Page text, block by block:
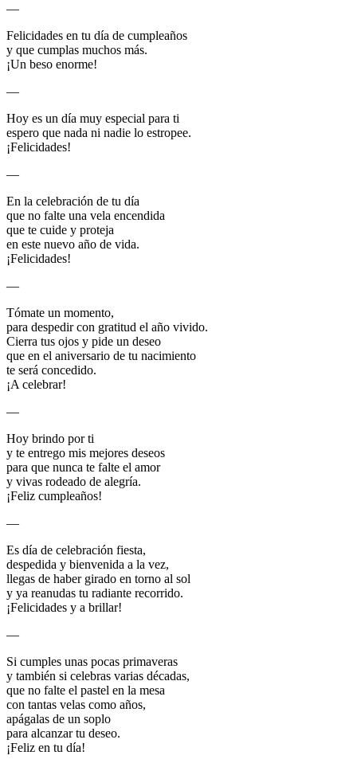
—
Felicidades en tu día de cumpleaños
y que cumplas muchos más.
¡Un beso enorme!
—
Hoy es un día muy especial para ti
espero que nada ni nadie lo estropee.
¡Felicidades!
—
En la celebración de tu día
que no falte una vela encendida
que te cuide y proteja
en este nuevo año de vida.
¡Felicidades!
—
Tómate un momento,
para despedir con gratitud el año vivido.
Cierra tus ojos y pide un deseo
que en el aniversario de tu nacimiento
te será concedido.
¡A celebrar!
—
Hoy brindo por ti
y te entrego mis mejores deseos
para que nunca te falte el amor
y vivas rodeado de alegría.
¡Feliz cumpleaños!
—
Es día de celebración fiesta,
despedida y bienvenida a la vez,
llegas de haber girado en torno al sol
y ya reanudas tu radiante recorrido.
¡Felicidades y a brillar!
—
Si cumples unas pocas primaveras
y también si celebras varias décadas,
que no falte el pastel en la mesa
con tantas velas como años,
apágalas de un soplo
para alcanzar tu deseo.
¡Feliz en tu día!